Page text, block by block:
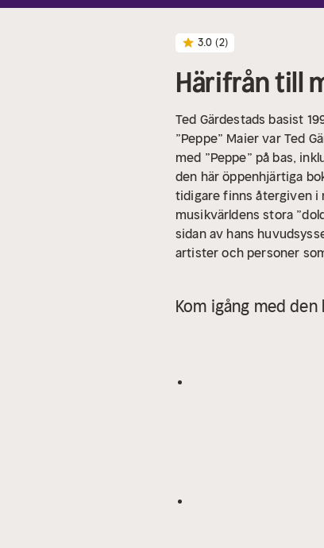
3.0 (2)
Härifrån till
Ted Gärdestads basist
”Peppe” Maier var Ted
med ”Peppe” på bas,
den här öppenhjärtiga
tidigare finns återgiven i
musikvärldens stora
sidan av hans
artister och personer
Kom igång med